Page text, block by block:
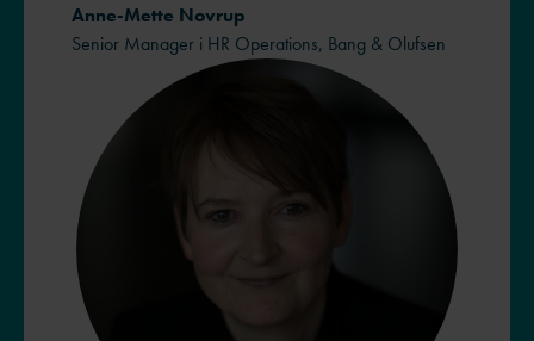
Anne-Mette Novrup
Senior Manager i HR Operations, Bang & Olufsen